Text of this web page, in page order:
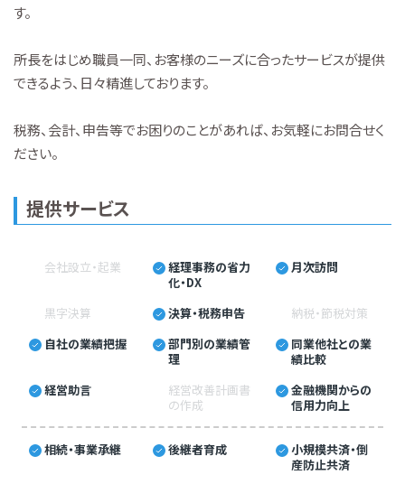
す。
所長をはじめ職員一同、お客様のニーズに合ったサービスが提供
できるよう、日々精進しております。
税務、会計、申告等でお困りのことがあれば、お気軽にお問合せく
ださい。
提供サービス
会社設立・起業
経理事務の省力
化・DX
月次訪問
黒字決算 決算・税務申告
納税・節税対策
自社の業績把握
部門別の業績管
理
同業他社との業
績比較
経営助言
経営改善計画書
の作成
金融機関からの
信用力向上
相続・事業承継 後継者育成
小規模共済・倒
産防止共済